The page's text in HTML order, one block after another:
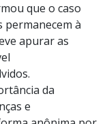
que o caso
permanecem à
apurar as
da
e